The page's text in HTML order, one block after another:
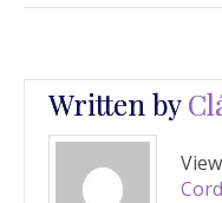
Written by